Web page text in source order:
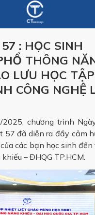
: HỌC SINH
THÔNG
LƯU HỌC
CÔNG NGHỆ
chương trình
57 đã diễn ra đầy cảm
các bạn học sinh đến
– ĐHQG TP.HCM.